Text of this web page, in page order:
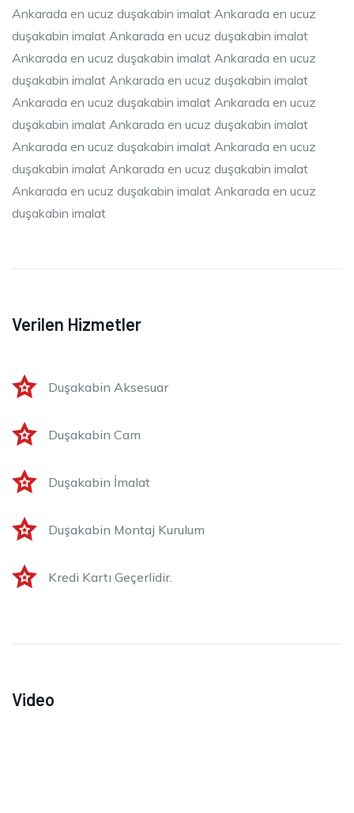
Ankarada en ucuz duşakabin imalat Ankarada en ucuz
duşakabin imalat Ankarada en ucuz duşakabin imalat
Ankarada en ucuz duşakabin imalat Ankarada en ucuz
duşakabin imalat Ankarada en ucuz duşakabin imalat
Ankarada en ucuz duşakabin imalat Ankarada en ucuz
duşakabin imalat Ankarada en ucuz duşakabin imalat
Ankarada en ucuz duşakabin imalat Ankarada en ucuz
duşakabin imalat Ankarada en ucuz duşakabin imalat
Ankarada en ucuz duşakabin imalat Ankarada en ucuz
duşakabin imalat
Verilen Hizmetler
Duşakabin Aksesuar
Duşakabin Cam
Duşakabin İmalat
Duşakabin Montaj Kurulum
Kredi Kartı Geçerlidir.
Video